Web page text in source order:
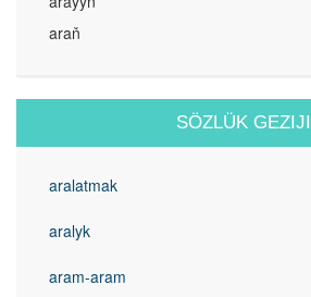
araň
SÖZLÜK GEZIJI
aralatmak
aralyk
aram-aram